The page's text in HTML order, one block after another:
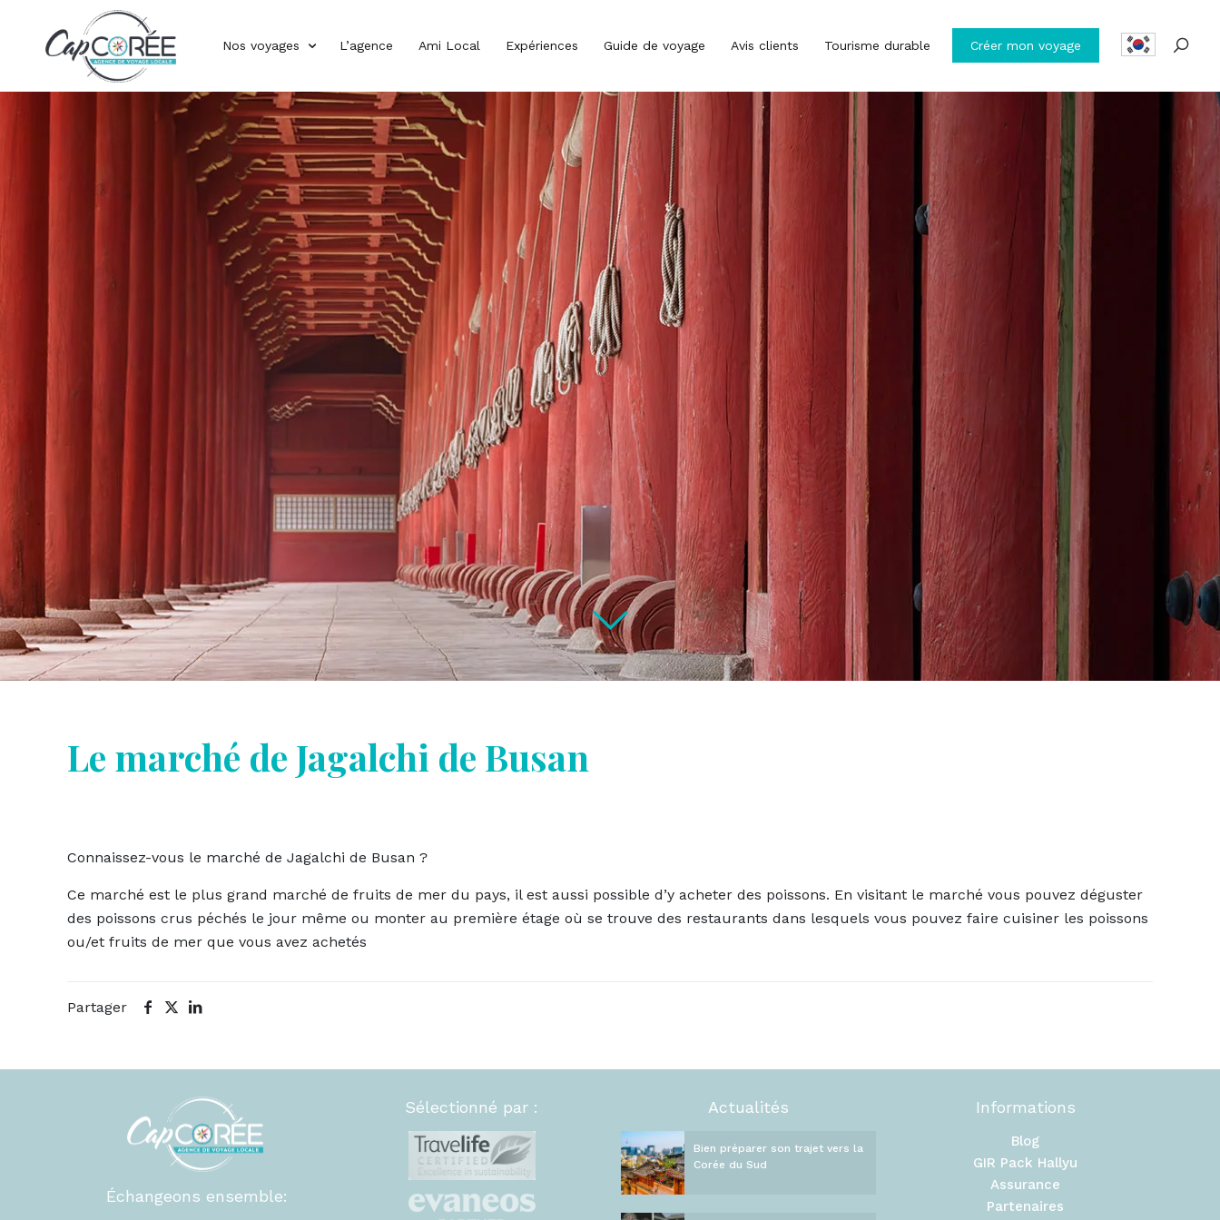
Nos voyages L’agence Ami Local Expériences Guide de voyage Avis clients Tourisme durable Créer mon voyage
Le marché de Jagalchi de Busan
Connaissez-vous le marché de Jagalchi de Busan ?
Ce marché est le plus grand marché de fruits de mer du pays, il est aussi possible d’y acheter des poissons. En visitant le marché vous pouvez déguster
des poissons crus péchés le jour même ou monter au première étage où se trouve des restaurants dans lesquels vous pouvez faire cuisiner les poissons
ou/et fruits de mer que vous avez achetés
Partager
Échangeons ensemble:
Sélectionné par : Actualités
Bien préparer son trajet vers la
Corée du Sud
Informations
Blog
GIR Pack Hallyu
Assurance
Partenaires